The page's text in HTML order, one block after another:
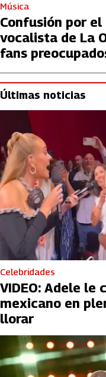
Música
Confusión por
vocalista de La
fans
Últimas noticias
Celebridades
VIDEO: Adele le
mexicano en
llorar